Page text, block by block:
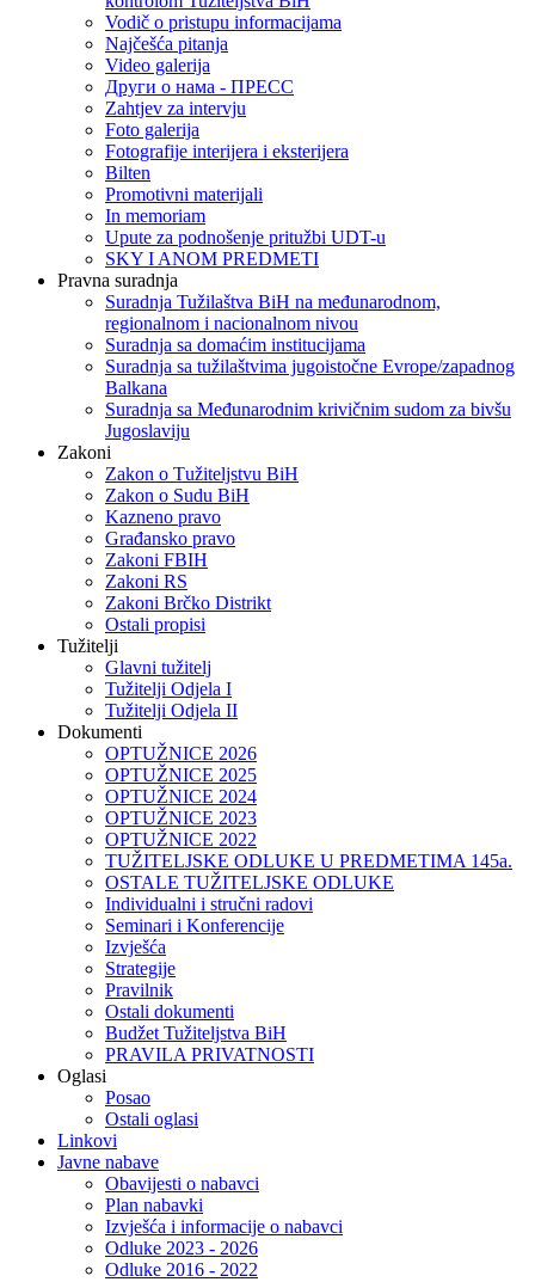
Vodič o pristupu informacijama
Najčešća pitanja
Video galerija
Други о нама - ПРЕСC
Zahtjev za intervju
Foto galerija
Fotografije interijera i eksterijera
Bilten
Promotivni materijali
In memoriam
Upute za podnošenje pritužbi UDT-u
SKY I ANOM PREDMETI
Pravna suradnja
Suradnja Tužilaštva BiH na međunarodnom,
regionalnom i nacionalnom nivou
Suradnja sa domaćim institucijama
Suradnja sa tužilaštvima jugoistočne Evrope/zapadnog
Balkana
Suradnja sa Međunarodnim krivičnim sudom za bivšu
Jugoslaviju
Zakoni
Zakon o Тužiteljstvu BiH
Zakon o Sudu BiH
Kazneno pravo
Građansko pravo
Zakoni FBIH
Zakoni RS
Zakoni Brčko Distrikt
Ostali propisi
Tužitelji
Glavni tužitelj
Tužitelji Odjela I
Tužitelji Odjela II
Dokumenti
OPTUŽNICE 2026
OPTUŽNICE 2025
OPTUŽNICE 2024
OPTUŽNICE 2023
OPTUŽNICE 2022
TUŽITELJSKE ODLUKE U PREDMETIMA 145a.
OSTALE TUŽITELJSKE ODLUKE
Individualni i stručni radovi
Seminari i Konferencije
Izvješća
Strategije
Pravilnik
Ostali dokumenti
Budžet Tužiteljstva BiH
PRAVILA PRIVATNOSTI
Oglasi
Posao
Ostali oglasi
Linkovi
Javne nabave
Obavijesti o nabavci
Plan nabavki
Izvješća i informacije o nabavci
Odluke 2023 - 2026
Odluke 2016 - 2022